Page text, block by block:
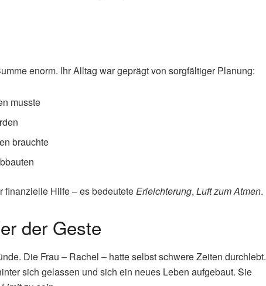
enorm. Ihr Alltag war geprägt von sorgfältiger Planung:
musste
brauchte
finanzielle Hilfe – es bedeuteteErleichterung, Luft zum Atmen.
der Geste
Die Frau – Rachel – hatte selbst schwere Zeiten durchlebt.
sich gelassen und sich ein neues Leben aufgebaut. Sie